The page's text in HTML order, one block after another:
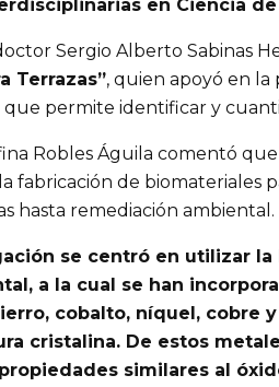
en Ciencia de
Sergio Alberto Sabinas
Terrazas”, quien apoyó en
permite identificar y
Robles Águila comentó
fabricación de biomateriales
hasta remediación ambiental.
se centró en utilizar la
a la cual se han
cobalto, níquel, cobre
cristalina. De estos
similares al